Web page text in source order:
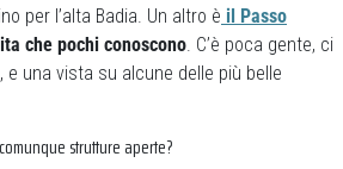
per l’alta Badia. Un altro è il Passo
che pochi conoscono. C’è poca gente, ci
e una vista su alcune delle più belle
strutture aperte?